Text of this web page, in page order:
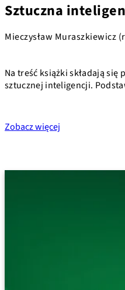
Sztuczna
Mieczysław Muraszkiewicz
Na treść książki składają
sztucznej inteligencji.
Zobacz więcej